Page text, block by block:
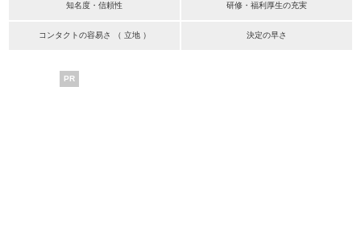
知名度・信頼性 研修・福利厚生の充実
コンタクトの容易さ （ 立地 ） 決定の早さ
PR